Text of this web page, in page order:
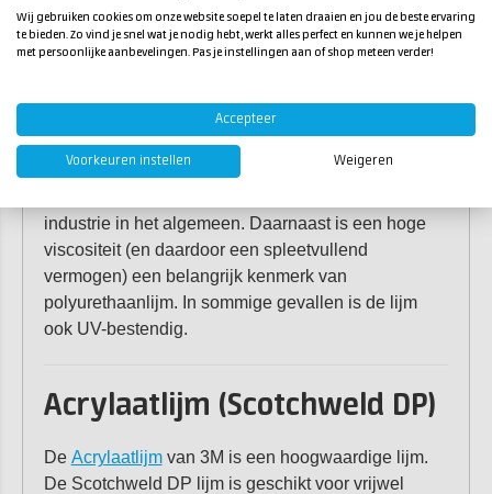
Polyurethaanlijm, ook wel PU Lijm genoemd, is een
lijm die geschikt is voor professionele verlijming van
composieten, rubbersoorten en diverse kunststof
ondergronden. Door de uitstekende hechting op
metaal en composiet wordt PU lijm veel gebruikt in
industrie in het algemeen. Daarnaast is een hoge
viscositeit (en daardoor een spleetvullend
vermogen) een belangrijk kenmerk van
polyurethaanlijm. In sommige gevallen is de lijm
ook UV-bestendig.
Acrylaatlijm (Scotchweld DP)
De Acrylaatlijmvan 3M is een hoogwaardige lijm.
De Scotchweld DP lijm is geschikt voor vrijwel
Wij gebruiken cookies om onze website soepel te laten draaien en jou de beste ervaring
te bieden. Zo vind je snel wat je nodig hebt, werkt alles perfect en kunnen we je helpen
met persoonlijke aanbevelingen. Pas je instellingen aan of shop meteen verder!
Accepteer
Voorkeuren instellen Weigeren